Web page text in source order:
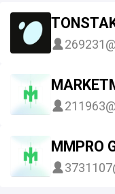
269231
211963
MMPRO
3731107